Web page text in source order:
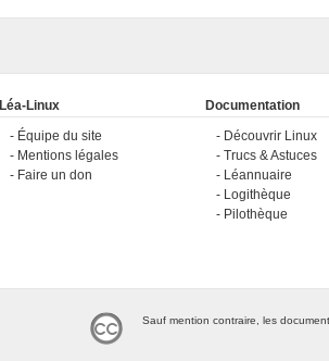
Léa-Linux
Équipe du site
Mentions légales
Faire un don
Documentation
Découvrir Linux
Trucs & Astuces
Léannuaire
Logithèque
Pilothèque
Sauf mention contraire, les